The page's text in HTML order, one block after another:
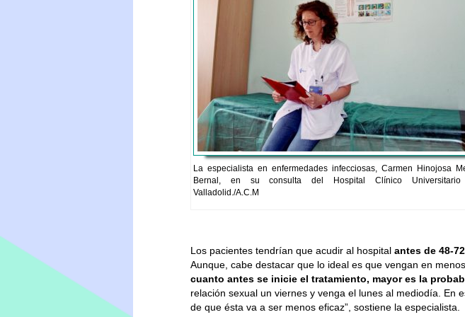
La especialista en enfermedades infecciosas, Carmen Hinojosa
Bernal, en su consulta del Hospital Clínico
Valladolid./A.C.M
Los pacientes tendrían que acudir al hospital antes de 48-
Aunque, cabe destacar que lo ideal es que vengan en
cuanto antes se inicie el tratamiento, mayor es la
relación sexual un viernes y venga el lunes al mediodía. En
de que ésta va a ser menos eficaz”, sostiene la especialista.